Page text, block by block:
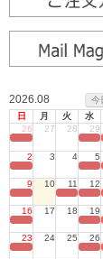
2026.08
今
日
月 火 水
26
27 28 29
2 3 4 5
9 10 11 12
16 17 18 19
23 24 25 26